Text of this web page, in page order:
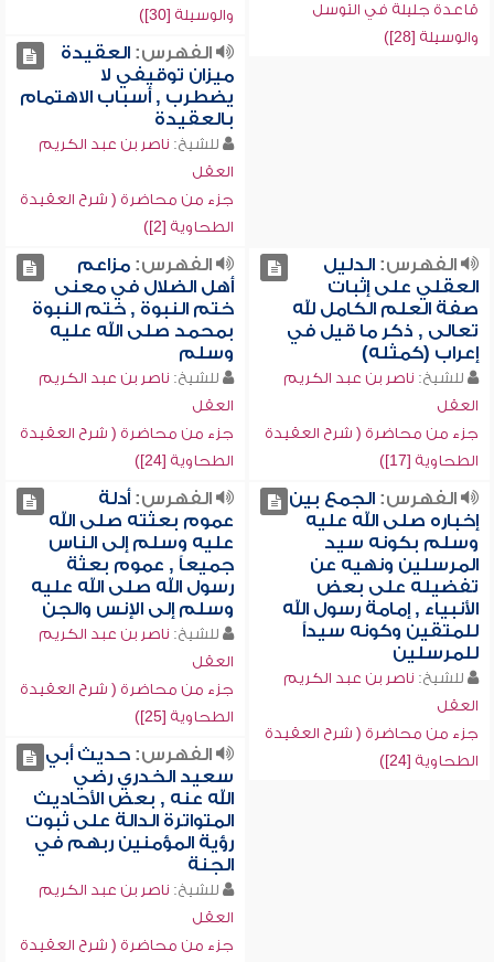
قاعدة جليلة في التوسل
والوسيلة [28])
والوسيلة [30])
الفهرس:العقيدة
ميزان توقيفي لا
يضطرب , أسباب الاهتمام
بالعقيدة
للشيخ: ناصر بن عبد الكريم
العقل
جزء من محاضرة ( شرح العقيدة
الطحاوية [2])
الفهرس:الدليل
العقلي على إثبات
صفة العلم الكامل لله
تعالى , ذكر ما قيل في
إعراب (كمثله)
للشيخ: ناصر بن عبد الكريم
العقل
جزء من محاضرة ( شرح العقيدة
الطحاوية [17])
الفهرس:مزاعم
أهل الضلال في معنى
ختم النبوة , ختم النبوة
بمحمد صلى الله عليه
وسلم
للشيخ: ناصر بن عبد الكريم
العقل
جزء من محاضرة ( شرح العقيدة
الطحاوية [24])
الفهرس:الجمع بين
إخباره صلى الله عليه
وسلم بكونه سيد
المرسلين ونهيه عن
تفضيله على بعض
الأنبياء , إمامة رسول الله
للمتقين وكونه سيداً
للمرسلين
للشيخ: ناصر بن عبد الكريم
العقل
جزء من محاضرة ( شرح العقيدة
الطحاوية [24])
الفهرس:أدلة
عموم بعثته صلى الله
عليه وسلم إلى الناس
جميعاً , عموم بعثة
رسول الله صلى الله عليه
وسلم إلى الإنس والجن
للشيخ: ناصر بن عبد الكريم
العقل
جزء من محاضرة ( شرح العقيدة
الطحاوية [25])
الفهرس:حديث أبي
سعيد الخدري رضي
الله عنه , بعض الأحاديث
المتواترة الدالة على ثبوت
رؤية المؤمنين ربهم في
الجنة
للشيخ: ناصر بن عبد الكريم
العقل
جزء من محاضرة ( شرح العقيدة